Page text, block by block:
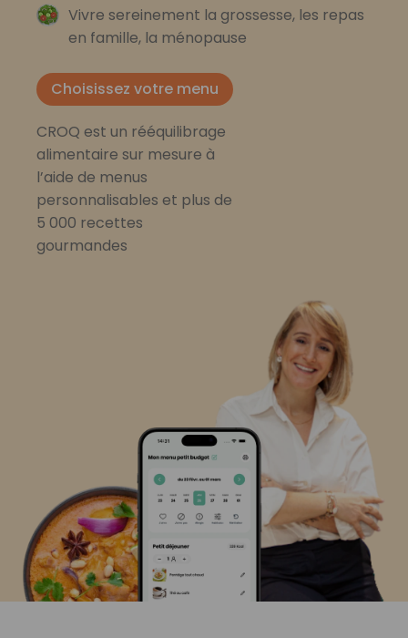
Vivre sereinement la grossesse, les repas
en famille, la ménopause
Choisissez votre menu
CROQ est un rééquilibrage
alimentaire sur mesure à
l’aide de menus
personnalisables et plus de
5 000 recettes
gourmandes